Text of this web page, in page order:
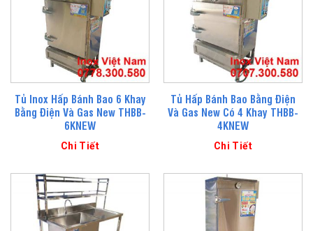
Tủ Inox Hấp Bánh Bao 6 Khay
Bằng Điện Và Gas New THBB-
6KNEW
Chi Tiết
Tủ Hấp Bánh Bao Bằng Điện
Và Gas New Có 4 Khay THBB-
4KNEW
Chi Tiết